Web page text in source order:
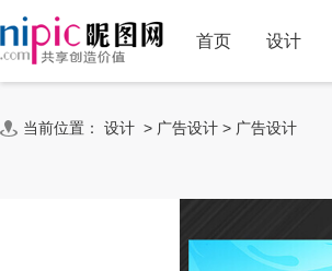
首页 设计
当前位置： 设计 > 广告设计 > 广告设计